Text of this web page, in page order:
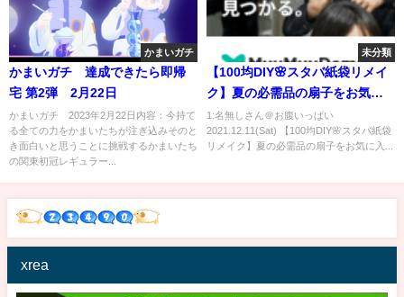
かまいガチ
かまいガチ 達成できたら即帰
宅 第2弾 2月22日
かまいガチ 2023年2月22日内容：今持て
る全ての力をかまいたちが注ぎ込みそのと
き面白いと思うことに挑戦するかまいたち
の関東初冠レギュラー...
未分類
【100均DIY🌸スタバ紙袋リメイ
ク】夏の必需品の扇子をお気に
入りの紙袋で作ってみよう♪
Let's make a folding fan with
your favorite paper bag
1:名無しさん＠お腹いっぱい
2021.12.11(Sat) 【100均DIY🌸スタバ紙袋
リメイク】夏の必需品の扇子をお気に入...
xrea